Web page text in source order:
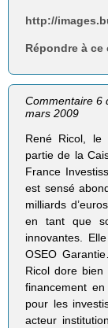
http://
Répondre à ce
Commentaire 6
mars 2009
René Ricol, le
partie de la
France
est sensé
milliards
en tant que
innovantes.
OSEO
Ricol dore
financement
pour les
acteur